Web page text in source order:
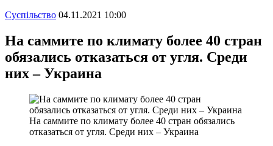
Суспiльство 04.11.2021 10:00
На саммите по климату более 40 стран
обязались отказаться от угля. Среди
них – Украина
На саммите по климату более 40 стран обязались
отказаться от угля. Среди них – Украина